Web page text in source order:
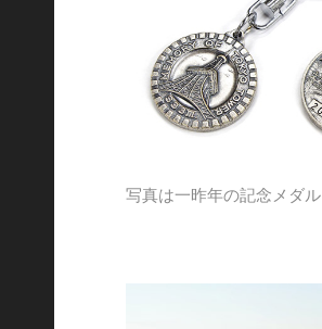
写真は一昨年の記念メダル